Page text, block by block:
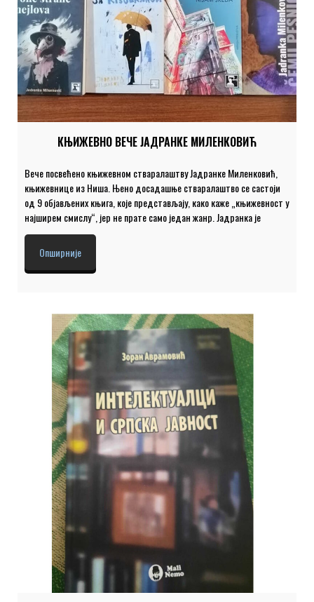
КЊИЖЕВНО ВЕЧЕ ЈАДРАНКЕ МИЛЕНКОВИЋ
Вече посвећено књижевном стваралаштву Јадранке Миленковић,
књижевнице из Ниша. Њено досадашње стваралаштво се састоји
од 9 објављених књига, које представљају, како каже „књижевност у
најширем смислу“, јер не прате само један жанр. Јадранка је
уметница која се бави и поезијом и прозом. Поред романа
„Хетерос“, „Соба 427“, „Шеста песма за Ингу“ и „Оливера учи
немачки“, објавила је и књигу песама „Преко колена“, као и збирку
песама „Нисам среда“. Ова талентована жена се бави и писањем
енглески, […]
Опширније